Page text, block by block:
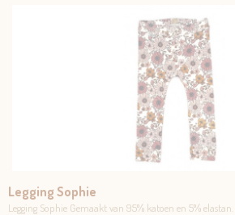
Legging Sophie
Legging Sophie Gemaakt van 95% katoen en 5% elastan.